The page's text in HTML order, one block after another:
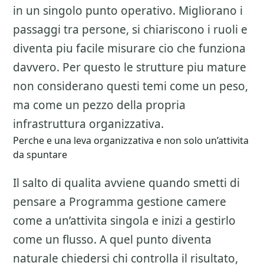
in un singolo punto operativo. Migliorano i
passaggi tra persone, si chiariscono i ruoli e
diventa piu facile misurare cio che funziona
davvero. Per questo le strutture piu mature
non considerano questi temi come un peso,
ma come un pezzo della propria
infrastruttura organizzativa.
Perche e una leva organizzativa e non solo un’attivita
da spuntare
Il salto di qualita avviene quando smetti di
pensare a Programma gestione camere
come a un’attivita singola e inizi a gestirlo
come un flusso. A quel punto diventa
naturale chiedersi chi controlla il risultato,